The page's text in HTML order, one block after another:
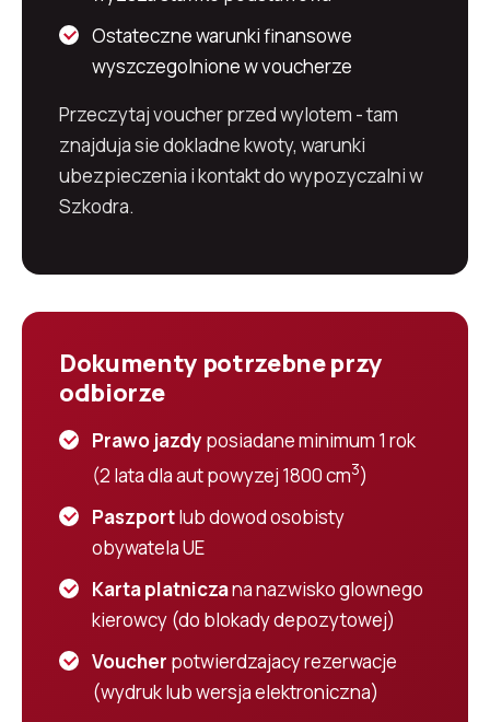
Ostateczne warunki finansowe
wyszczegolnione w voucherze
Przeczytaj voucher przed wylotem - tam
znajduja sie dokladne kwoty, warunki
ubezpieczenia i kontakt do wypozyczalni w
Szkodra.
Dokumenty potrzebne przy
odbiorze
Prawo jazdy posiadane minimum 1 rok
(2 lata dla aut powyzej 1800 cm3)
Paszportlub dowod osobisty
obywatela UE
Karta platniczana nazwisko glownego
kierowcy (do blokady depozytowej)
Voucher potwierdzajacy rezerwacje
(wydruk lub wersja elektroniczna)